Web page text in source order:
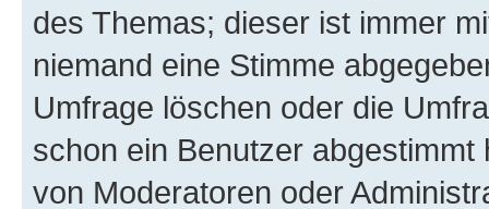
des Themas; dieser ist immer
niemand eine Stimme
Umfrage löschen oder die
schon ein Benutzer
von Moderatoren oder